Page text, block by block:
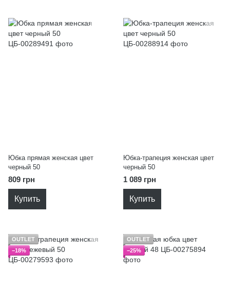
Юбка прямая женская цвет
черный 50
809 грн
Купить
Юбка-трапеция женская цвет
черный 50
1 089 грн
Купить
OUTLET
−18%
OUTLET
−25%